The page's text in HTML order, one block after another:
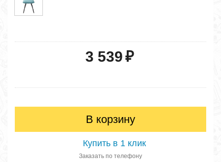
3 539₽
В корзину
Купить в 1 клик
Заказать по телефону